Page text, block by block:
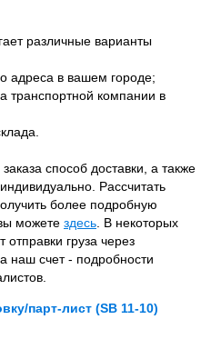
различные варианты
адреса в вашем городе;
компании в
способ доставки, а также
Рассчитать
более подробную
можете здесь . В некоторых
груза через
наш счет - подробности
парт-лист (SB 11-10)